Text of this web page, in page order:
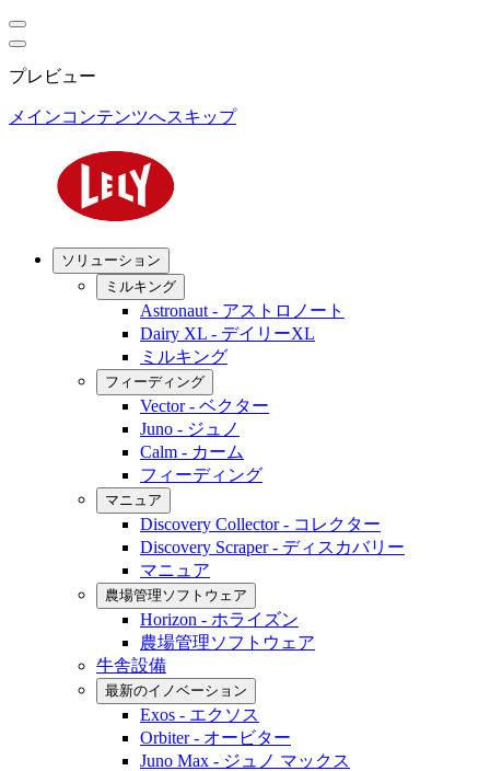
プレビュー
メインコンテンツへスキップ
ソリューション
ミルキング
Astronaut - アストロノート
Dairy XL - デイリーXL
ミルキング
フィーディング
Vector - ベクター
Juno - ジュノ
Calm - カーム
フィーディング
マニュア
Discovery Collector - コレクター
Discovery Scraper - ディスカバリー
マニュア
農場管理ソフトウェア
Horizon - ホライズン
農場管理ソフトウェア
牛舎設備
最新のイノベーション
Exos - エクソス
Orbiter - オービター
Juno Max - ジュノ マックス